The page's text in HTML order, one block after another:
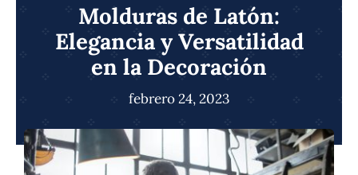
QUIÉNES SOMOS
CONTACTO
Molduras de Latón:
Elegancia y Versatilidad
en la Decoración
febrero 24, 2023